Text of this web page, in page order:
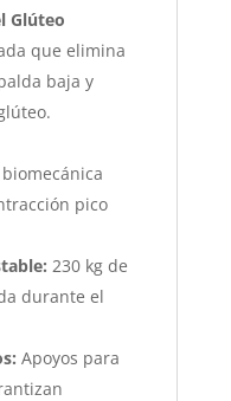
Glúteo
que elimina
baja y
pico
230 kg de
durante el
Apoyos para